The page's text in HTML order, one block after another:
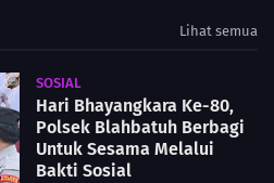
Lihat semua
SOSIAL
Hari Bhayangkara Ke-80,
Polsek Blahbatuh Berbagi
Untuk Sesama Melalui
Bakti Sosial